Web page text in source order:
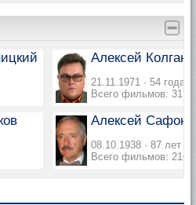
Алексей Колган
21.11.1971 · 54 года
Всего фильмов: 317
Алексей
08.10.1938 · 87 лет
Всего фильмов: 216